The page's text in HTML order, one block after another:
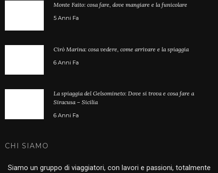
Monte Faito: cosa fare, dove mangiare e la funicolare
5 Anni Fa
Cirò Marina: cosa vedere, come arrivare e la spiaggia
6 Anni Fa
La spiaggia del Gelsomineto: Dove si trova e cosa fare a
Siracusa – Sicilia
6 Anni Fa
CHI SIAMO
Siamo un gruppo di viaggiatori, con lavori e passioni, totalmente